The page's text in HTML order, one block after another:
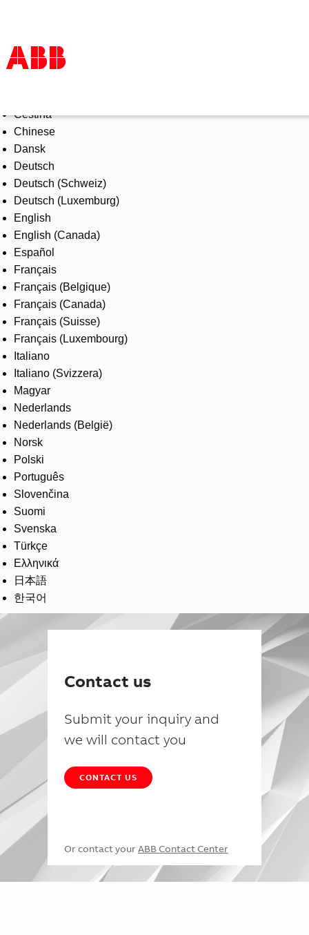
Products & Solutions
Industries
Services
About us
Where to buy
Contact us
Careers
Čeština
Chinese
Dansk
Deutsch
Deutsch (Schweiz)
Deutsch (Luxemburg)
English
English (Canada)
Español
Français
Français (Belgique)
Français (Canada)
Français (Suisse)
Français (Luxembourg)
Italiano
Italiano (Svizzera)
Magyar
Nederlands
Nederlands (België)
Norsk
Polski
Português
Slovenčina
Suomi
Svenska
Türkçe
Ελληνικά
日本語
한국어
Contact us
Submit your inquiry and
we will contact you
CONTACT US
Or contact your ABB Contact Center